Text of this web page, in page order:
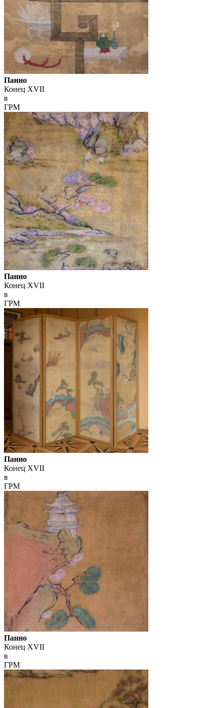
Панно
Конец XVII
в
ГРМ
Панно
Конец XVII
в
ГРМ
Панно
Конец XVII
в
ГРМ
Панно
Конец XVII
в
ГРМ